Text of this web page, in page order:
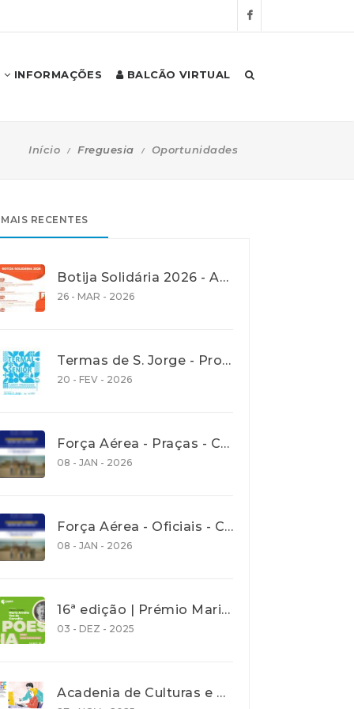
INFORMAÇÕES BALCÃO VIRTUAL
Início Freguesia Oportunidades
MAIS RECENTES
Botija Solidária 2026 - Apoio na Aquisição de Gás de Petróleo Liquefeito (GPL) em garrafa
26 - MAR - 2026
Termas de S. Jorge - Programa Termalsenior’26
20 - FEV - 2026
Força Aérea - Praças - Concurso aberto para recrutamento de jovens com idades entre os 18 e os 27 anos - até 30 Janeiro 2026
08 - JAN - 2026
Força Aérea - Oficiais - Concurso aberto para recrutamento de jovens com idades entre os 18 e os 27 anos - até 30 Janeiro 2026
08 - JAN - 2026
16ª edição | Prémio Maria Amália Vaz de Carvalho| Poesia 2026 - Prazo de entrega de trabalho 31 Dez. 2025
03 - DEZ - 2025
Acadenia de Culturas e Cooperação - Ação de promoção de literacia e competências digitais